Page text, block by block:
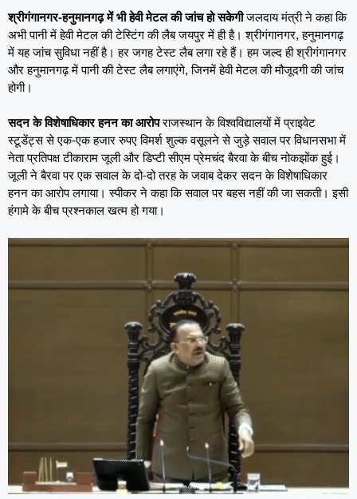
श्रीगंगानगर-हनुमानगढ़ में भी हेवी मेटल की जांच हो सकेगीजलदाय मंत्री ने कहा कि
अभी पानी में हेवी मेटल की टेस्टिंग की लैब जयपुर में ही है। श्रीगंगानगर, हनुमानगढ़
में यह जांच सुविधा नहीं है। हर जगह टेस्ट लैब लगा रहे हैं। हम जल्द ही श्रीगंगानगर
और हनुमानगढ़ में पानी की टेस्ट लैब लगाएंगे, जिनमें हेवी मेटल की मौजूदगी की जांच
होगी।
सदन के विशेषाधिकार हनन का आरोपराजस्थान के विश्वविद्यालयों में प्राइवेट
स्टूडेंट्स से एक-एक हजार रुपए विमर्श शुल्क वसूलने से जुड़े सवाल पर विधानसभा में
नेता प्रतिपक्ष टीकाराम जूली और डिप्टी सीएम प्रेमचंद बैरवा के बीच नोकझोंक हुई।
जूली ने बैरवा पर एक सवाल के दो-दो तरह के जवाब देकर सदन के विशेषाधिकार
हनन का आरोप लगाया। स्पीकर ने कहा कि सवाल पर बहस नहीं की जा सकती। इसी
हंगामे के बीच प्रश्नकाल खत्म हो गया।